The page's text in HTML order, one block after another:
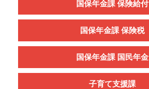
国保年金課 保険給付
国保年金課 保険税
国保年金課 国民年金
子育て支援課